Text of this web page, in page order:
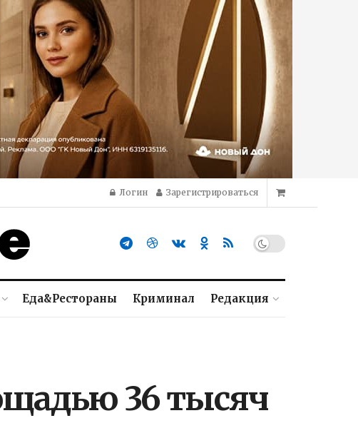
Логин Зарегистрироваться
Еда&Рестораны Криминал Редакция
36 тысяч